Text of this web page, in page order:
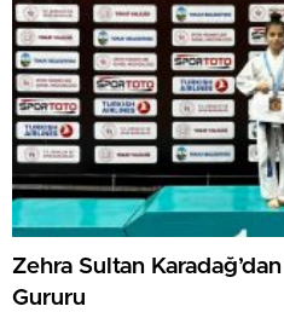
Zehra Sultan
Gururu